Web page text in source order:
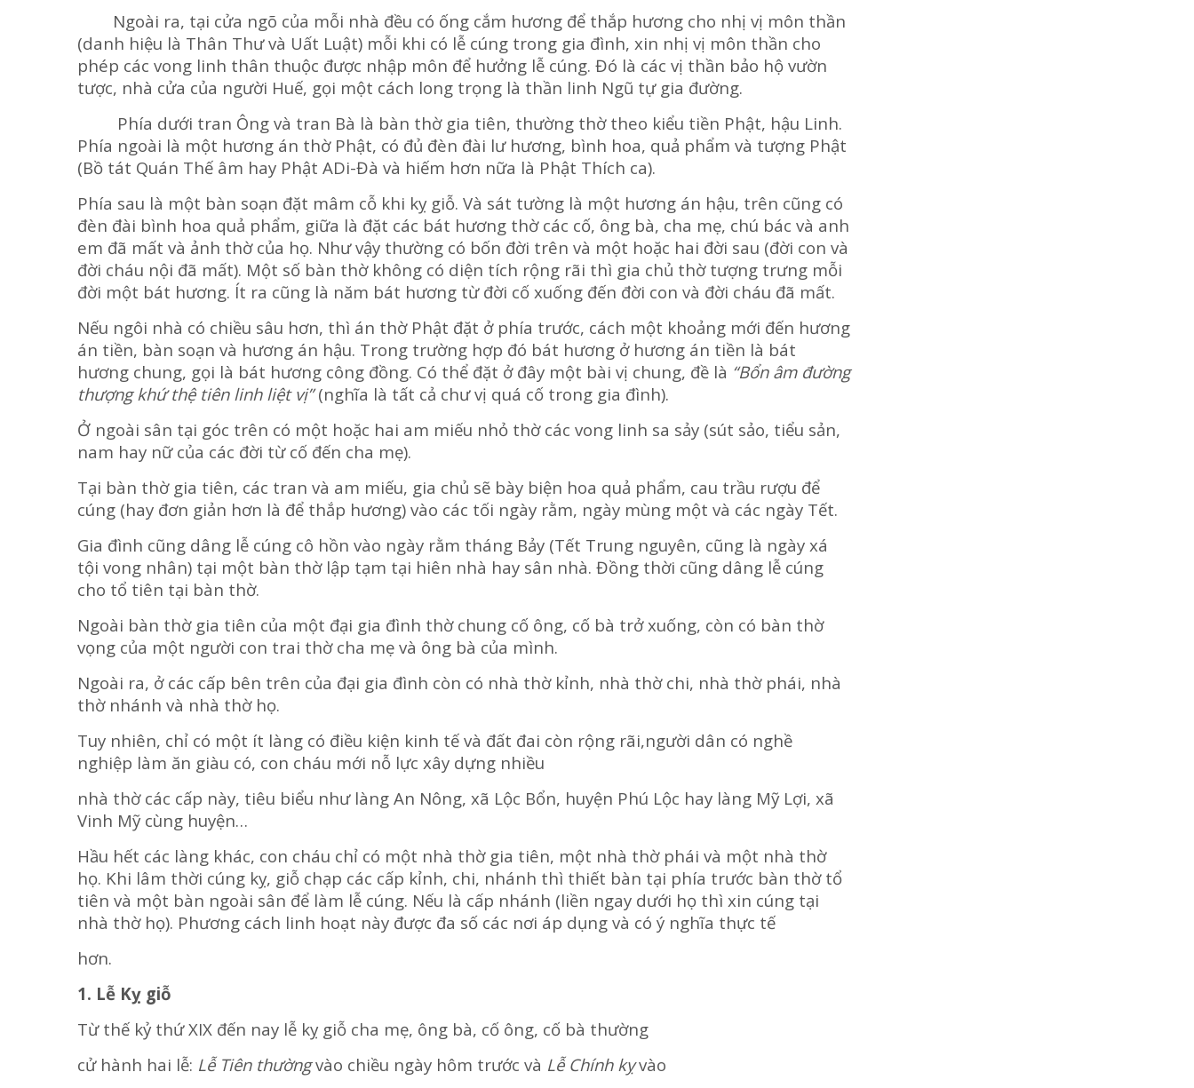
Ngoài ra, tại cửa ngõ của mỗi nhà đều có ống cắm hương để thắp hương cho nhị vị môn thần
(danh hiệu là Thân Thư và Uất Luật) mỗi khi có lễ cúng trong gia đình, xin nhị vị môn thần cho
phép các vong linh thân thuộc được nhập môn để hưởng lễ cúng. Đó là các vị thần bảo hộ vườn
tược, nhà cửa của người Huế, gọi một cách long trọng là thần linh Ngũ tự gia đường.
Phía dưới tran Ông và tran Bà là bàn thờ gia tiên, thường thờ theo kiểu tiền Phật, hậu Linh.
Phía ngoài là một hương án thờ Phật, có đủ đèn đài lư hương, bình hoa, quả phẩm và tượng Phật
(Bồ tát Quán Thế âm hay Phật ADi-Đà và hiếm hơn nữa là Phật Thích ca).
Phía sau là một bàn soạn đặt mâm cỗ khi kỵ giỗ. Và sát tường là một hương án hậu, trên cũng có
đèn đài bình hoa quả phẩm, giữa là đặt các bát hương thờ các cố, ông bà, cha mẹ, chú bác và anh
em đã mất và ảnh thờ của họ. Như vậy thường có bốn đời trên và một hoặc hai đời sau (đời con và
đời cháu nội đã mất). Một số bàn thờ không có diện tích rộng rãi thì gia chủ thờ tượng trưng mỗi
đời một bát hương. Ít ra cũng là năm bát hương từ đời cố xuống đến đời con và đời cháu đã mất.
Nếu ngôi nhà có chiều sâu hơn, thì án thờ Phật đặt ở phía trước, cách một khoảng mới đến hương
án tiền, bàn soạn và hương án hậu. Trong trường hợp đó bát hương ở hương án tiền là bát
hương chung, gọi là bát hương công đồng. Có thể đặt ở đây một bài vị chung, đề là “Bổn âm đường
thượng khứ thệ tiên linh liệt vị”(nghĩa là tất cả chư vị quá cố trong gia đình).
Ở ngoài sân tại góc trên có một hoặc hai am miếu nhỏ thờ các vong linh sa sảy (sút sảo, tiểu sản,
nam hay nữ của các đời từ cố đến cha mẹ).
Tại bàn thờ gia tiên, các tran và am miếu, gia chủ sẽ bày biện hoa quả phẩm, cau trầu rượu để
cúng (hay đơn giản hơn là để thắp hương) vào các tối ngày rằm, ngày mùng một và các ngày Tết.
Gia đình cũng dâng lễ cúng cô hồn vào ngày rằm tháng Bảy (Tết Trung nguyên, cũng là ngày xá
tội vong nhân) tại một bàn thờ lập tạm tại hiên nhà hay sân nhà. Đồng thời cũng dâng lễ cúng
cho tổ tiên tại bàn thờ.
Ngoài bàn thờ gia tiên của một đại gia đình thờ chung cố ông, cố bà trở xuống, còn có bàn thờ
vọng của một người con trai thờ cha mẹ và ông bà của mình.
Ngoài ra, ở các cấp bên trên của đại gia đình còn có nhà thờ kỉnh, nhà thờ chi, nhà thờ phái, nhà
thờ nhánh và nhà thờ họ.
Tuy nhiên, chỉ có một ít làng có điều kiện kinh tế và đất đai còn rộng rãi,người dân có nghề
nghiệp làm ăn giàu có, con cháu mới nỗ lực xây dựng nhiều
nhà thờ các cấp này, tiêu biểu như làng An Nông, xã Lộc Bổn, huyện Phú Lộc hay làng Mỹ Lợi, xã
Vinh Mỹ cùng huyện…
Hầu hết các làng khác, con cháu chỉ có một nhà thờ gia tiên, một nhà thờ phái và một nhà thờ
họ. Khi lâm thời cúng kỵ, giỗ chạp các cấp kỉnh, chi, nhánh thì thiết bàn tại phía trước bàn thờ tổ
tiên và một bàn ngoài sân để làm lễ cúng. Nếu là cấp nhánh (liền ngay dưới họ thì xin cúng tại
nhà thờ họ). Phương cách linh hoạt này được đa số các nơi áp dụng và có ý nghĩa thực tế
hơn.
1. Lễ Kỵ giỗ
Từ thế kỷ thứ XIX đến nay lễ kỵ giỗ cha mẹ, ông bà, cố ông, cố bà thường
cử hành hai lễ: Lễ Tiên thườngvào chiều ngày hôm trước và Lễ Chính kỵvào